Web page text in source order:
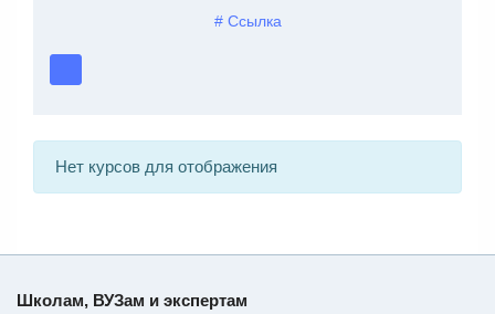
# Ссылка
Нет курсов для отображения
Школам, ВУЗам и экспертам